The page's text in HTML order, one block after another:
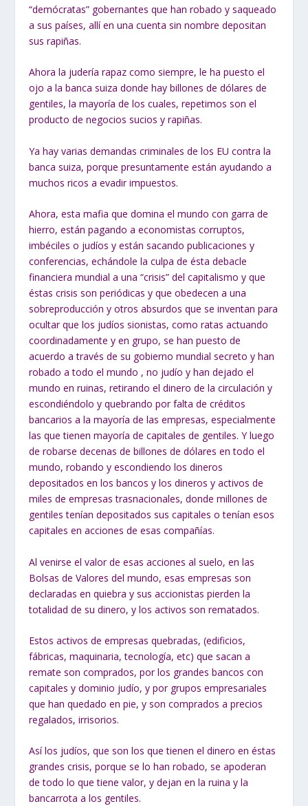
“demócratas” gobernantes que han robado y saqueado
a sus países, allí en una cuenta sin nombre depositan
sus rapiñas.
Ahora la judería rapaz como siempre, le ha puesto el
ojo a la banca suiza donde hay billones de dólares de
gentiles, la mayoría de los cuales, repetimos son el
producto de negocios sucios y rapiñas.
Ya hay varias demandas criminales de los EU contra la
banca suiza, porque presuntamente están ayudando a
muchos ricos a evadir impuestos.
Ahora, esta mafia que domina el mundo con garra de
hierro, están pagando a economistas corruptos,
imbéciles o judíos y están sacando publicaciones y
conferencias, echándole la culpa de ésta debacle
financiera mundial a una“crisis” del capitalismo y que
éstas crisis son periódicas y que obedecen a una
sobreproducción y otros absurdos que se inventan para
ocultar que los judíos sionistas, como ratas actuando
coordinadamente y en grupo, se han puesto de
acuerdo a través de su gobierno mundial secreto y han
robado a todo el mundo , no judío y han dejado el
mundo en ruinas, retirando el dinero de la circulación y
escondiéndolo y quebrando por falta de créditos
bancarios a la mayoría de las empresas, especialmente
las que tienen mayoría de capitales de gentiles. Y luego
de robarse decenas de billones de dólares en todo el
mundo, robando y escondiendo los dineros
depositados en los bancos y los dineros y activos de
miles de empresas trasnacionales, donde millones de
gentiles tenían depositados sus capitales o tenían esos
capitales en acciones de esas compañías.
Al venirse el valor de esas acciones al suelo, en las
Bolsas de Valores del mundo, esas empresas son
declaradas en quiebra y sus accionistas pierden la
totalidad de su dinero, y los activos son rematados.
Estos activos de empresas quebradas, (edificios,
fábricas, maquinaria, tecnología, etc) que sacan a
remate son comprados, por los grandes bancos con
capitales y dominio judío, y por grupos empresariales
que han quedado en pie, y son comprados a precios
regalados, irrisorios.
Así los judíos, que son los que tienen el dinero en éstas
grandes crisis, porque se lo han robado, se apoderan
de todo lo que tiene valor, y dejan en la ruina y la
bancarrota a los gentiles.